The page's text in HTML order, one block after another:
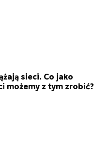
sieci. Co jako
możemy z tym zrobić?